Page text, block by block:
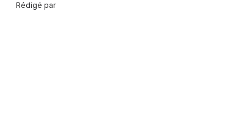
Rédigé par